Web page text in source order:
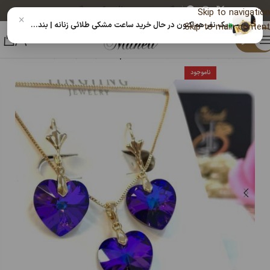
Skip to navigation
Skip to main content
پیگیری خریددریافت کد رهگیری پستی
منو
خانه زیورآلات و بدلیجات رنگ ثابت نیم ست زنانه و دخترانه
ناموجود
یک نفر هم‌اکنون در حال خرید ساعت مشکی طلائی زنانه | بندحصیری 14020203 است ×